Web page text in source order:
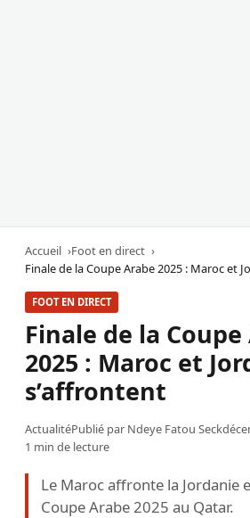
Accueil
Foot en direct
Finale de la Coupe Arabe 2025 : Maroc et
FOOT EN DIRECT
Finale de la Coupe
2025 : Maroc et
s’affrontent
ActualitéPublié par Ndeye Fatou Seck
1 min de lecture
Le Maroc affronte la Jordanie
Coupe Arabe 2025 au Qatar.